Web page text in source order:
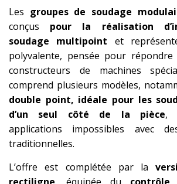
Les groupes de soudage
conçus pour la réalisation
soudage multipoint et
polyvalente, pensée pour
constructeurs de machines
comprend plusieurs modèles,
double point, idéale pour les
d’un seul côté de la pièce,
applications impossibles avec
traditionnelles.
L’offre est complétée par la